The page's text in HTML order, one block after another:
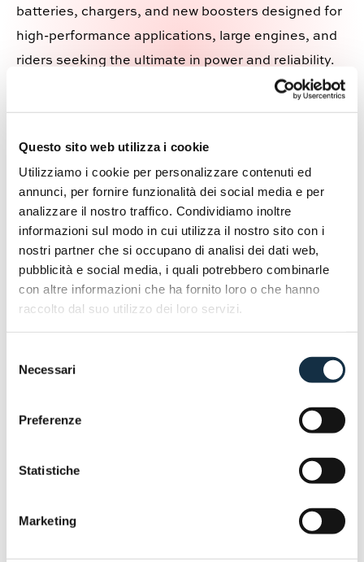
Questo sito web utilizza i cookie
Utilizziamo i cookie per personalizzare contenuti ed
annunci, per fornire funzionalità dei social media e per
analizzare il nostro traffico. Condividiamo inoltre
informazioni sul modo in cui utilizza il nostro sito con i
nostri partner che si occupano di analisi dei dati web,
pubblicità e social media, i quali potrebbero combinarle
con altre informazioni che ha fornito loro o che hanno
raccolto dal suo utilizzo dei loro servizi.
delNecessari
Preferenze
Statistiche
Marketing
batteries, chargers, and new boosters designed for
high-performance applications, large engines, and
riders seeking the ultimate in power and reliability.
This year’s edition will be a true showcase of the
company’s latest innovations, with products that
Discover more @EICMA 2025 | Hall 10 _ Booth
E91.
ARTICOLI CORRELATI